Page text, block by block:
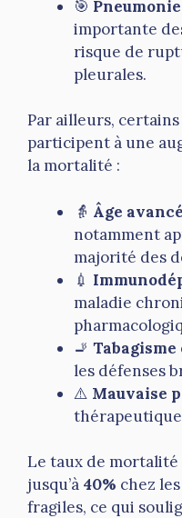
🎯
importante
risque de
pleurales.
Par ailleurs, certains
participent à une
la mortalité :
👵 Âge avancé
notamment
majorité des
💉
maladie
🚬 Tabagisme
les défenses
⚠️ Mauvaise
Le taux de
jusqu’à 40% chez
fragiles, ce qui